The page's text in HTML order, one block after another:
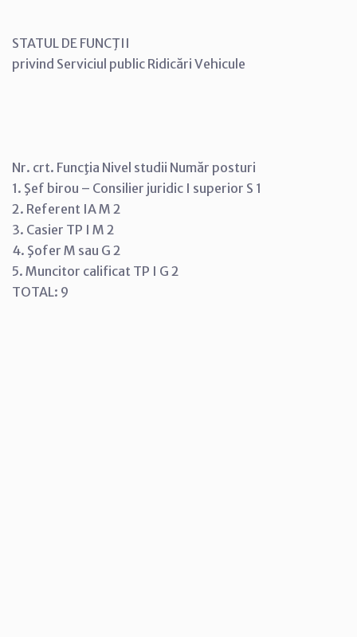
STATUL DE FUNCŢII
privind Serviciul public Ridicări Vehicule
Nr. crt. Funcţia Nivel studii Număr posturi
1. Şef birou – Consilier juridic I superior S 1
2. Referent IA M 2
3. Casier TP I M 2
4. Şofer M sau G 2
5. Muncitor calificat TP I G 2
TOTAL: 9